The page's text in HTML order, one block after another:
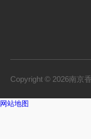
Copyright © 2026南京
网站地图